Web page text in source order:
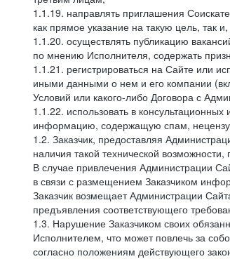
1.1.19. направлять приглашения
как прямое указание на такую цель, так
1.1.20. осуществлять публикацию
по мнению Исполнителя, содержать
1.1.21. регистрироваться на Сайте или
иными данными о нем и его компании
Условий или какого-либо Договора с
1.1.22. использовать в
информацию, содержащую спам,
1.2. Заказчик, предоставляя
наличия такой технической
В случае привлечения Администрации
в связи с размещением Заказчиком
Заказчик возмещает Администрации
предъявления соответствующего
1.3. Нарушение Заказчиком своих
Исполнителем, что может повлечь за
согласно положениям действующего